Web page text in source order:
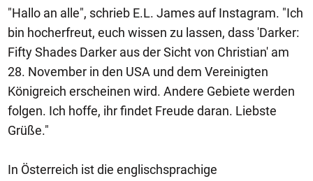
"Hallo an alle", schrieb E.L. James auf Instagram. "Ich
bin hocherfreut, euch wissen zu lassen, dass 'Darker:
Fifty Shades Darker aus der Sicht von Christian' am
28. November in den USA und dem Vereinigten
Königreich erscheinen wird. Andere Gebiete werden
folgen. Ich hoffe, ihr findet Freude daran. Liebste
Grüße."
In Österreich ist die englischsprachige